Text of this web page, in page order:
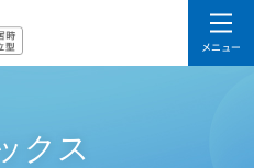
クス